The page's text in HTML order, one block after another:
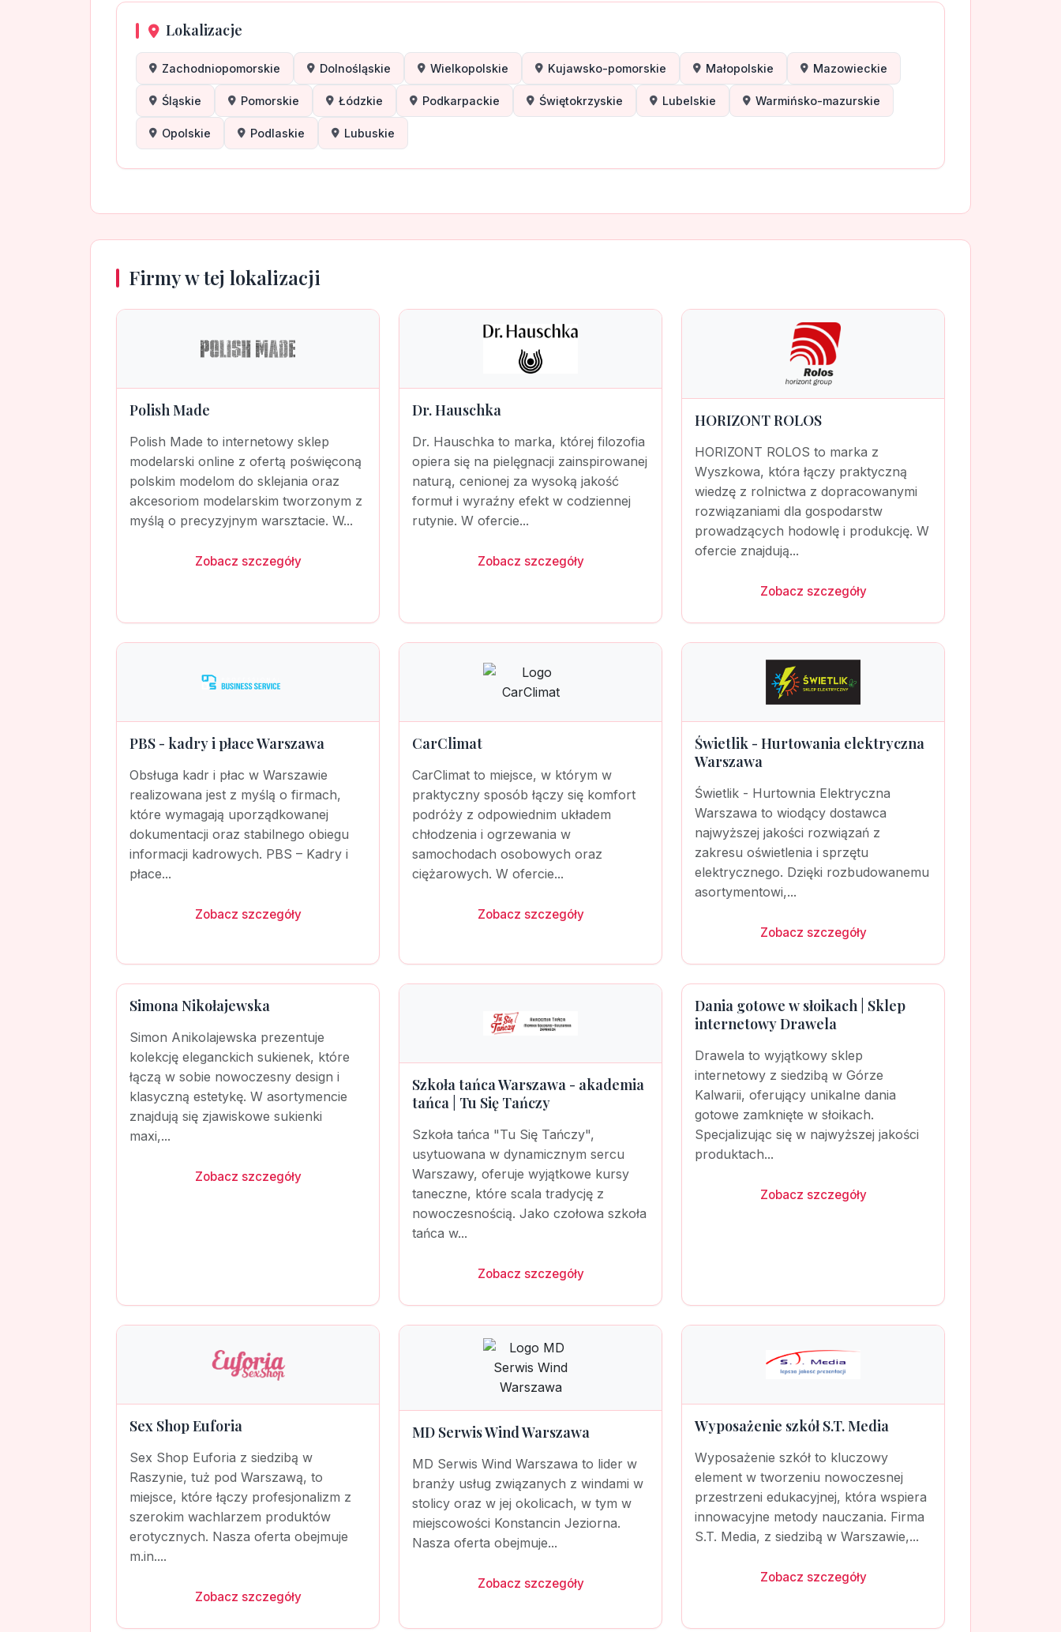
Lokalizacje
Zachodniopomorskie Dolnośląskie Wielkopolskie Kujawsko-pomorskie Małopolskie Mazowieckie
Śląskie Pomorskie Łódzkie Podkarpackie Świętokrzyskie Lubelskie Warmińsko-mazurskie
Opolskie Podlaskie Lubuskie
Firmy w tej lokalizacji
Polish Made
Polish Made to internetowy sklep
modelarski online z ofertą poświęconą
polskim modelom do sklejania oraz
akcesoriom modelarskim tworzonym z
myślą o precyzyjnym warsztacie. W...
Zobacz szczegóły
Dr. Hauschka
Dr. Hauschka to marka, której filozofia
opiera się na pielęgnacji zainspirowanej
naturą, cenionej za wysoką jakość
formuł i wyraźny efekt w codziennej
rutynie. W ofercie...
Zobacz szczegóły
HORIZONT ROLOS
HORIZONT ROLOS to marka z
Wyszkowa, która łączy praktyczną
wiedzę z rolnictwa z dopracowanymi
rozwiązaniami dla gospodarstw
prowadzących hodowlę i produkcję. W
ofercie znajdują...
Zobacz szczegóły
PBS - kadry i płace Warszawa
Obsługa kadr i płac w Warszawie
realizowana jest z myślą o firmach,
które wymagają uporządkowanej
dokumentacji oraz stabilnego obiegu
informacji kadrowych. PBS – Kadry i
płace...
Zobacz szczegóły
CarClimat
CarClimat to miejsce, w którym w
praktyczny sposób łączy się komfort
podróży z odpowiednim układem
chłodzenia i ogrzewania w
samochodach osobowych oraz
ciężarowych. W ofercie...
Zobacz szczegóły
Świetlik - Hurtowania elektryczna
Warszawa
Świetlik - Hurtownia Elektryczna
Warszawa to wiodący dostawca
najwyższej jakości rozwiązań z
zakresu oświetlenia i sprzętu
elektrycznego. Dzięki rozbudowanemu
asortymentowi,...
Zobacz szczegóły
Simona Nikołajewska
Simon Anikolajewska prezentuje
kolekcję eleganckich sukienek, które
łączą w sobie nowoczesny design i
klasyczną estetykę. W asortymencie
znajdują się zjawiskowe sukienki
maxi,...
Zobacz szczegóły
Szkoła tańca Warszawa - akademia
tańca | Tu Się Tańczy
Szkoła tańca "Tu Się Tańczy",
usytuowana w dynamicznym sercu
Warszawy, oferuje wyjątkowe kursy
taneczne, które scala tradycję z
nowoczesnością. Jako czołowa szkoła
tańca w...
Zobacz szczegóły
Dania gotowe w słoikach | Sklep
internetowy Drawela
Drawela to wyjątkowy sklep
internetowy z siedzibą w Górze
Kalwarii, oferujący unikalne dania
gotowe zamknięte w słoikach.
Specjalizując się w najwyższej jakości
produktach...
Zobacz szczegóły
Sex Shop Euforia
Sex Shop Euforia z siedzibą w
Raszynie, tuż pod Warszawą, to
miejsce, które łączy profesjonalizm z
szerokim wachlarzem produktów
erotycznych. Nasza oferta obejmuje
m.in....
Zobacz szczegóły
MD Serwis Wind Warszawa
MD Serwis Wind Warszawa to lider w
branży usług związanych z windami w
stolicy oraz w jej okolicach, w tym w
miejscowości Konstancin Jeziorna.
Nasza oferta obejmuje...
Zobacz szczegóły
Wyposażenie szkół S.T. Media
Wyposażenie szkół to kluczowy
element w tworzeniu nowoczesnej
przestrzeni edukacyjnej, która wspiera
innowacyjne metody nauczania. Firma
S.T. Media, z siedzibą w Warszawie,...
Zobacz szczegóły